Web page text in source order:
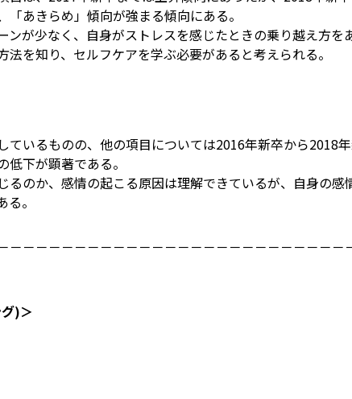
あきらめ」傾向が強まる傾向にある。
が少なく、自身がストレスを感じたときの乗り越え方を
を知り、セルフケアを学ぶ必要があると考えられる。
ているものの、他の項目については2016年新卒から2018
下が顕著である。
るのか、感情の起こる原因は理解できているが、自身の感
。
－－－－－－－－－－－－－－－－－－－－－－－－－－
)＞